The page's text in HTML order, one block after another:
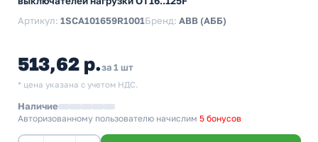
Артикул: 1SCA101659R1001Бренд: ABB (АББ)
513,62 р.за 1 шт
* цена указана с учетом НДС.
Наличие
Авторизованному пользователю начислим 5 бонусов